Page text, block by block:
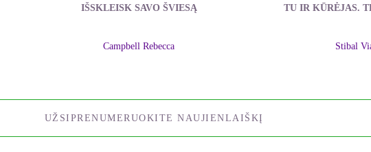
IŠSKLEISK SAVO ŠVIESĄ
Campbell Rebecca
TU IR KŪRĖJAS.
Stibal
UŽSIPRENUMERUOKITE NAUJIENLAIŠKĮ